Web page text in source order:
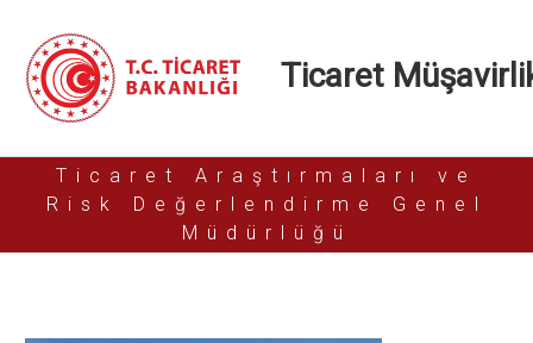
Ticaret
Ticaret Araştırmaları ve
Risk Değerlendirme Genel
Müdürlüğü